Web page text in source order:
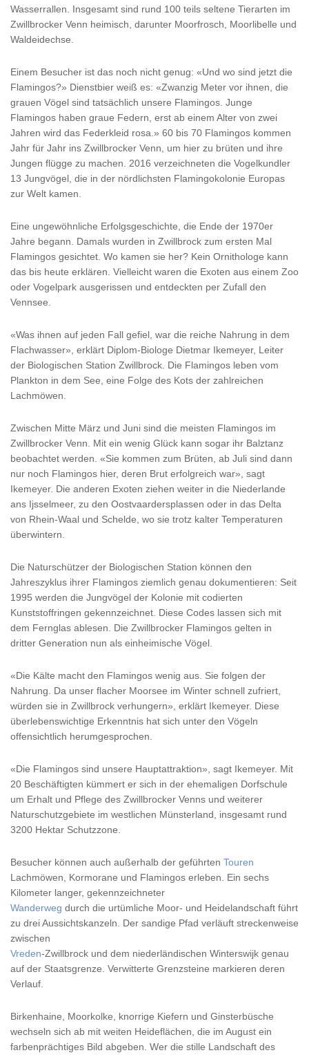
Wasserrallen. Insgesamt sind rund 100 teils seltene Tierarten im
Zwillbrocker Venn heimisch, darunter Moorfrosch, Moorlibelle und
Waldeidechse.
Einem Besucher ist das noch nicht genug: «Und wo sind jetzt die
Flamingos?» Dienstbier weiß es: «Zwanzig Meter vor ihnen, die
grauen Vögel sind tatsächlich unsere Flamingos. Junge
Flamingos haben graue Federn, erst ab einem Alter von zwei
Jahren wird das Federkleid rosa.» 60 bis 70 Flamingos kommen
Jahr für Jahr ins Zwillbrocker Venn, um hier zu brüten und ihre
Jungen flügge zu machen. 2016 verzeichneten die Vogelkundler
13 Jungvögel, die in der nördlichsten Flamingokolonie Europas
zur Welt kamen.
Eine ungewöhnliche Erfolgsgeschichte, die Ende der 1970er
Jahre begann. Damals wurden in Zwillbrock zum ersten Mal
Flamingos gesichtet. Wo kamen sie her? Kein Ornithologe kann
das bis heute erklären. Vielleicht waren die Exoten aus einem Zoo
oder Vogelpark ausgerissen und entdeckten per Zufall den
Vennsee.
«Was ihnen auf jeden Fall gefiel, war die reiche Nahrung in dem
Flachwasser», erklärt Diplom-Biologe Dietmar Ikemeyer, Leiter
der Biologischen Station Zwillbrock. Die Flamingos leben vom
Plankton in dem See, eine Folge des Kots der zahlreichen
Lachmöwen.
Zwischen Mitte März und Juni sind die meisten Flamingos im
Zwillbrocker Venn. Mit ein wenig Glück kann sogar ihr Balztanz
beobachtet werden. «Sie kommen zum Brüten, ab Juli sind dann
nur noch Flamingos hier, deren Brut erfolgreich war», sagt
Ikemeyer. Die anderen Exoten ziehen weiter in die Niederlande
ans Ijsselmeer, zu den Oostvaardersplassen oder in das Delta
von Rhein-Waal und Schelde, wo sie trotz kalter Temperaturen
überwintern.
Die Naturschützer der Biologischen Station können den
Jahreszyklus ihrer Flamingos ziemlich genau dokumentieren: Seit
1995 werden die Jungvögel der Kolonie mit codierten
Kunststoffringen gekennzeichnet. Diese Codes lassen sich mit
dem Fernglas ablesen. Die Zwillbrocker Flamingos gelten in
dritter Generation nun als einheimische Vögel.
«Die Kälte macht den Flamingos wenig aus. Sie folgen der
Nahrung. Da unser flacher Moorsee im Winter schnell zufriert,
würden sie in Zwillbrock verhungern», erklärt Ikemeyer. Diese
überlebenswichtige Erkenntnis hat sich unter den Vögeln
offensichtlich herumgesprochen.
«Die Flamingos sind unsere Hauptattraktion», sagt Ikemeyer. Mit
20 Beschäftigten kümmert er sich in der ehemaligen Dorfschule
um Erhalt und Pflege des Zwillbrocker Venns und weiterer
Naturschutzgebiete im westlichen Münsterland, insgesamt rund
3200 Hektar Schutzzone.
Besucher können auch außerhalb der geführten Touren
Lachmöwen, Kormorane und Flamingos erleben. Ein sechs
Kilometer langer, gekennzeichneter
Wanderweg durch die urtümliche Moor- und Heidelandschaft führt
zu drei Aussichtskanzeln. Der sandige Pfad verläuft streckenweise
zwischen
Vreden-Zwillbrock und dem niederländischen Winterswijk genau
auf der Staatsgrenze. Verwitterte Grenzsteine markieren deren
Verlauf.
Birkenhaine, Moorkolke, knorrige Kiefern und Ginsterbüsche
wechseln sich ab mit weiten Heideflächen, die im August ein
farbenprächtiges Bild abgeben. Wer die stille Landschaft des